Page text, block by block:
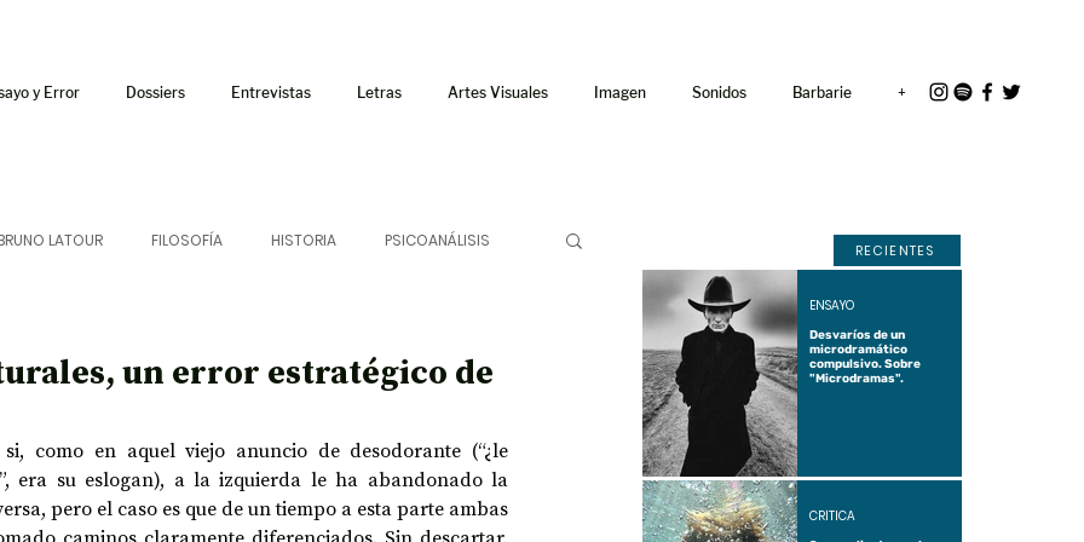
y Error Dossiers Entrevistas Letras Artes Visuales Imagen Sonidos Barbarie +
LATOUR FILOSOFÍA HISTORIA PSICOANÁLISIS
AFUERISMOS POESÍA ENSAYO
un error estratégico de
como en aquel viejo anuncio de desodorante (“¿le
era su eslogan), a la izquierda le ha abandonado la
pero el caso es que de un tiempo a esta parte ambas
RECIENTES
Desvaríos de un
microdramático
compulsivo. Sobre
"Microdramas".
ENSAYO
CRÍTICA